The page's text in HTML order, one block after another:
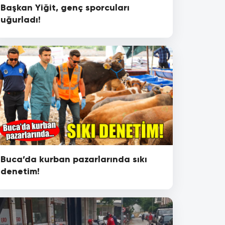
Başkan Yiğit, genç sporcuları
uğurladı!
Buca’da kurban pazarlarında sıkı
denetim!